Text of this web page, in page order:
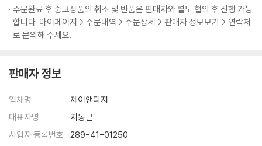
중요한 경제적 시사점도 얻게 된다. 역사적으로 경기 불황이 닥쳤을 때 선
진국은 자국 보호주의로 돌아섰다. 세계 지도자를 자처했으나 막상 위기에
으로 살 길을 모색한 사실은 보호주의가 대두하는 지금의 흐름을 신중히
이렇듯 현재를 재해석하고 미래를 내다보는 통찰과 함께 이 책에서는 일상
속에 자연스레 활용할 수 있는 지식과 이야깃거리를 가득 만날 수 있다. 문
주문완료 후 중고상품의 취소 및 반품은 판매자와 별도 협의 후 진행 가능
합니다. 마이페이지 > 주문내역 > 주문상세 > 판매자 정보보기 > 연락처
로 문의해 주세요.
판매자 정보
업체명
제이앤디지
대표자명
지동근
사업자 등록번호
289-41-01250